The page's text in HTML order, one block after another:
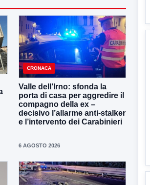
CRONACA
Valle dell’Irno: sfonda la
porta di casa per aggredire il
compagno della ex –
decisivo l’allarme anti-stalker
e l’intervento dei Carabinieri
6 AGOSTO 2026